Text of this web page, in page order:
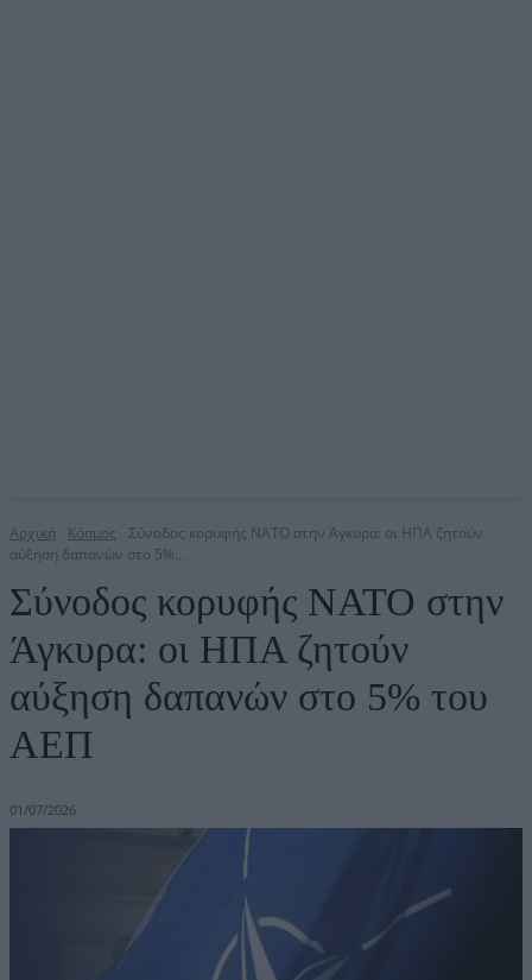
Αρχική Κόσμος
Σύνοδος κορυφής ΝΑΤΟ στην Άγκυρα: οι ΗΠΑ ζητούν
αύξηση δαπανών στο 5%...
Σύνοδος κορυφής ΝΑΤΟ στην
Άγκυρα: οι ΗΠΑ ζητούν
αύξηση δαπανών στο 5% του
ΑΕΠ
01/07/2026